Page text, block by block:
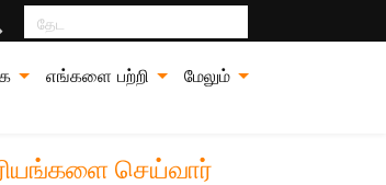
தேட
எங்களை பற்றி மேலும்
செய்வார்